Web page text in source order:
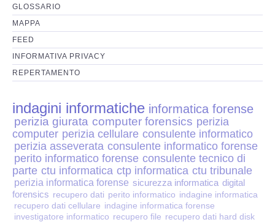
Perizia Stalking
Perizia Cyber Bullismo
Incarichi CTU e CTP
Perizia Centralini PBX e VOIP
Perizia Estimo
Perizia Documento informatico
Perizia Cloud
GLOSSARIO
MAPPA
FEED
INFORMATIVA PRIVACY
REPERTAMENTO
indagini informatiche informatica forense
perizia giurata computer forensics perizia
computer perizia cellulare consulente informatico
perizia asseverata consulente informatico forense
perito informatico forense consulente tecnico di
parte ctu informatica ctp informatica ctu tribunale
perizia informatica forense sicurezza informatica digital
forensics recupero dati perito informatico indagine informatica
recupero dati cellulare indagine informatica forense
investigatore informatico recupero file recupero dati hard disk